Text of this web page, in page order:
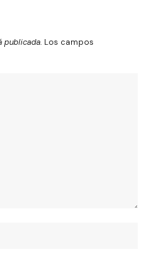
publicada. Los campos